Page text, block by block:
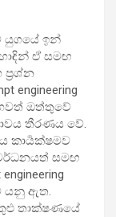
යුගයේ ඉන්
ඒ සමඟ
engineering
ඔත්තුවේ
තීරණය වේ.
කාර්‍යක්ෂමව
සමඟ
යනු ඇත.
තාක්ෂණයේ